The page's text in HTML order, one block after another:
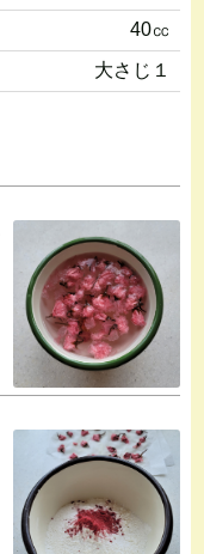
40㏄
大さじ１